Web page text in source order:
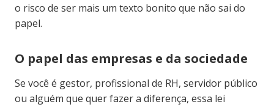
o risco de ser mais um texto bonito que não sai do
papel.
O papel das empresas e da sociedade
Se você é gestor, profissional de RH, servidor público
ou alguém que quer fazer a diferença, essa lei